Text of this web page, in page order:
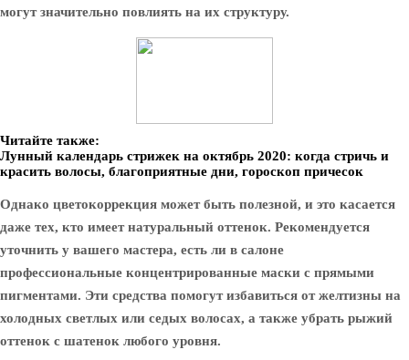
могут значительно повлиять на их структуру.
Читайте также:
Лунный календарь стрижек на октябрь 2020: когда стричь и
красить волосы, благоприятные дни, гороскоп причесок
Однако цветокоррекция может быть полезной, и это касается
даже тех, кто имеет натуральный оттенок. Рекомендуется
уточнить у вашего мастера, есть ли в салоне
профессиональные концентрированные маски с прямыми
пигментами. Эти средства помогут избавиться от желтизны на
холодных светлых или седых волосах, а также убрать рыжий
оттенок с шатенок любого уровня.